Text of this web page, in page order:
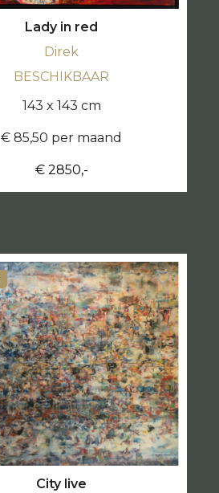
Lady in red
Direk
BESCHIKBAAR
143 x 143 cm
€ 85,50 per maand
€ 2850,-
City live